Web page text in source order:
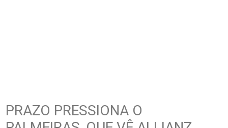
PRAZO PRESSIONA O